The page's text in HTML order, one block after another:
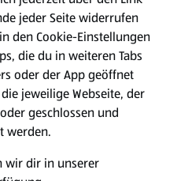
jeder Seite widerrufen
den Cookie-Einstellungen
die du in weiteren Tabs
oder der App geöffnet
jeweilige Webseite, der
geschlossen und
werden.
wir dir in unserer